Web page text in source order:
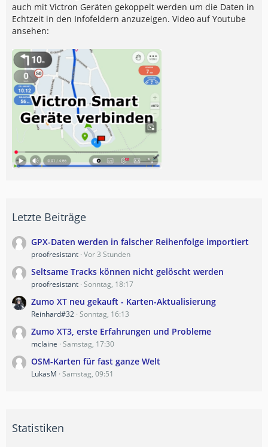
auch mit Victron Geräten gekoppelt werden um die Daten in
Echtzeit in den Infofeldern anzuzeigen. Video auf Youtube
ansehen:
Letzte Beiträge
GPX-Daten werden in falscher Reihenfolge importiert
proofresistant Vor 3 Stunden
Seltsame Tracks können nicht gelöscht werden
proofresistant Sonntag, 18:17
Zumo XT neu gekauft - Karten-Aktualisierung
Reinhard#32 Sonntag, 16:13
Zumo XT3, erste Erfahrungen und Probleme
mclaine Samstag, 17:30
OSM-Karten für fast ganze Welt
LukasM Samstag, 09:51
Statistiken